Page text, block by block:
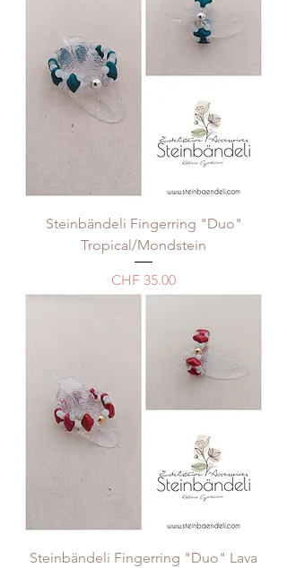
Steinbändeli Fingerring "Duo"
Tropical/Mondstein
Preis
CHF 35.00
Steinbändeli Fingerring "Duo" Lava